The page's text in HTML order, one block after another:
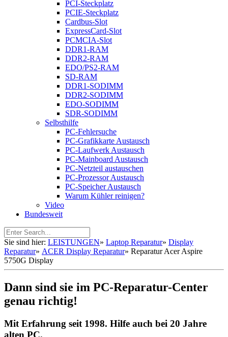
PCI-Steckplatz
PCIE-Steckplatz
Cardbus-Slot
ExpressCard-Slot
PCMCIA-Slot
DDR1-RAM
DDR2-RAM
EDO/PS2-RAM
SD-RAM
DDR1-SODIMM
DDR2-SODIMM
EDO-SODIMM
SDR-SODIMM
Selbsthilfe
PC-Fehlersuche
PC-Grafikkarte Austausch
PC-Laufwerk Austausch
PC-Mainboard Austausch
PC-Netzteil austauschen
PC-Prozessor Austausch
PC-Speicher Austausch
Warum Kühler reinigen?
Video
Bundesweit
Sie sind hier: LEISTUNGEN» Laptop Reparatur» Display
Reparatur» ACER Display Reparatur» Reparatur Acer Aspire
5750G Display
Dann sind sie im PC-Reparatur-Center
genau richtig!
Mit Erfahrung seit 1998. Hilfe auch bei 20 Jahre
alten PC.